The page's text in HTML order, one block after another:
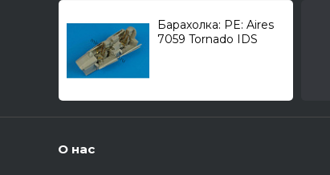
Барахолка: PE: Aires
7059 Tornado IDS
О нас